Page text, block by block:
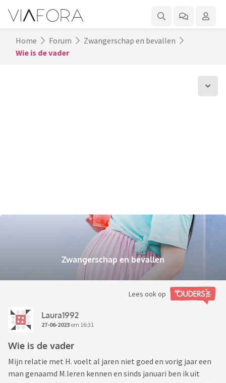
Home Forum
Zwangerschap en bevallen
Wie is de vader
Zwangerschap en bevallen
Lees ook op
Laura1992
27-06-2023 om 16:31
Wie is de vader
Mijn relatie met H. voelt al jaren niet goed en vorig jaar een
man genaamd M.leren kennen en sinds januari ben ik uit